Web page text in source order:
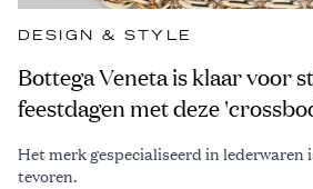
DESIGN & STYLE
Bottega Veneta is klaar voor
feestdagen met deze
Het merk gespecialiseerd in
tevoren.